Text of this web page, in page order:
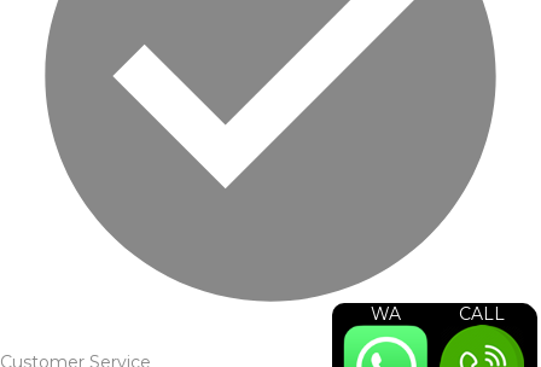
WA CALL
Customer Service